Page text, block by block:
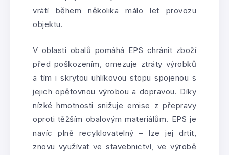
vrátí během několika málo let provozu
objektu.
V oblasti obalů pomáhá EPS chránit zboží
před poškozením, omezuje ztráty výrobků
a tím i skrytou uhlíkovou stopu spojenou s
jejich opětovnou výrobou a dopravou. Díky
nízké hmotnosti snižuje emise z přepravy
oproti těžším obalovým materiálům. EPS je
navíc plně recyklovatelný – lze jej drtit,
znovu využívat ve stavebnictví, ve výrobě